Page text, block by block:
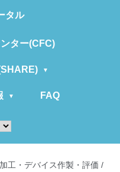
タル
ター(CFC)
FAQ
工・デバイス作製・評価 /